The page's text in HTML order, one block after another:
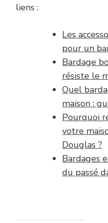
liens :
Les
pour un
Bardage
résiste le
Quel
maison :
Pourquoi
votre
Douglas ?
Bardages
du passé